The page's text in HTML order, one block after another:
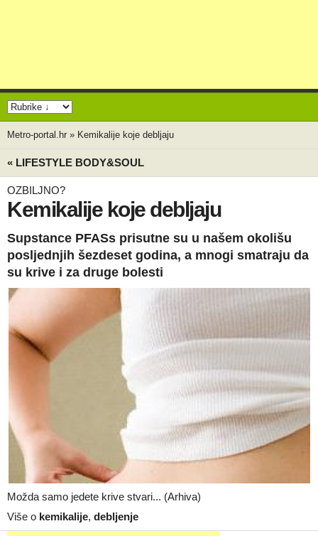
Metro-portal.hr » Kemikalije koje debljaju
« LIFESTYLE BODY&SOUL
OZBILJNO?
Kemikalije koje debljaju
Supstance PFASs prisutne su u našem okolišu
posljednjih šezdeset godina, a mnogi smatraju da
su krive i za druge bolesti
Možda samo jedete krive stvari... (Arhiva)
Više o kemikalije, debljenje